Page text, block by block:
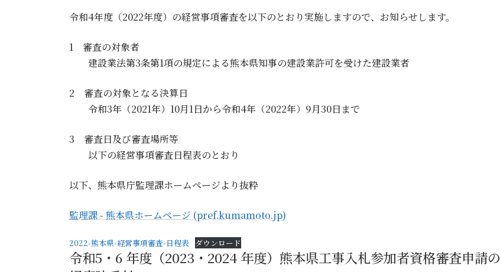
令和4年度（2022年度）の経営事項審査を以下のとおり実施しますので、お知らせします。
1 審査の対象者
建設業法第3条第1項の規定による熊本県知事の建設業許可を受けた建設業者
2 審査の対象となる決算日
令和3年（2021年）10月1日から令和4年（2022年）9月30日まで
3 審査日及び審査場所等
以下の経営事項審査日程表のとおり
以下、熊本県庁監理課ホームページより抜粋
監理課 - 熊本県ホームページ (pref.kumamoto.jp)
2022-熊本県-経営事項審査-日程表 ダウンロード
令和5・6 年度（2023・2024 年度）熊本県工事入札参加者資格審査申請の